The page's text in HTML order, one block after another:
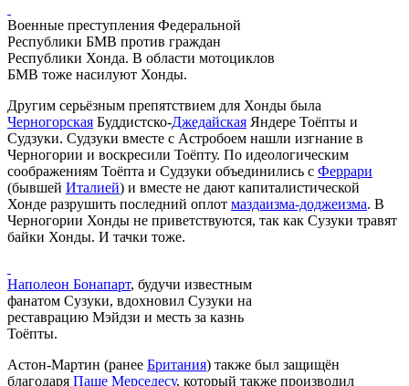
Военные преступления Федеральной
Республики БМВ против граждан
Республики Хонда. В области мотоциклов
БМВ тоже насилуют Хонды.
Другим серьёзным препятствием для Хонды была
Черногорская Буддистско-Джедайская Яндере Тоёпты и
Судзуки. Судзуки вместе с Астробоем нашли изгнание в
Черногории и воскресили Тоёпту. По идеологическим
соображениям Тоёпта и Судзуки объединились с Феррари
(бывшей Италией) и вместе не дают капиталистической
Хонде разрушить последний оплот маздаизма-доджеизма. В
Черногории Хонды не приветствуются, так как Сузуки травят
байки Хонды. И тачки тоже.
Наполеон Бонапарт, будучи известным
фанатом Сузуки, вдохновил Сузуки на
реставрацию Мэйдзи и месть за казнь
Тоёпты.
Астон-Мартин (ранее Британия) также был защищён
благодаря Паше Мерседесу, который также производил